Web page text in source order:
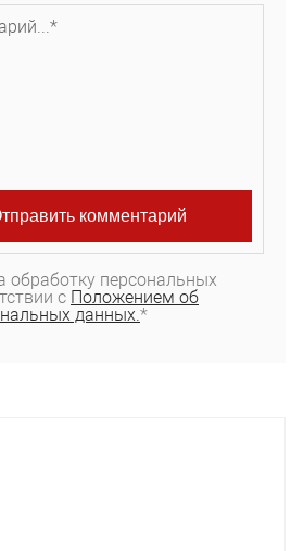
обработку персональных
с Положением об
данных. *